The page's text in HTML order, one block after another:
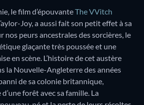
le film d’épouvanteThe VVitch
Joy, a aussi fait son petit effet à sa
nos peurs ancestrales des sorcières, le
glaçante très poussée et une
en scène. L’histoire de cet austère
la Nouvelle-Angleterre des années
de sa colonie britannique,
forêt avec sa famille. La